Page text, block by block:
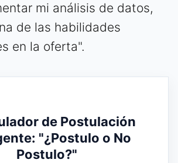
mi análisis de datos,
de las habilidades
en la oferta".
de Postulación
"¿Postulo o No
Postulo?"